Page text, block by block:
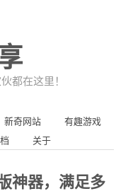
都在这里！
新奇网站
有趣游戏
关于
神器，满足多